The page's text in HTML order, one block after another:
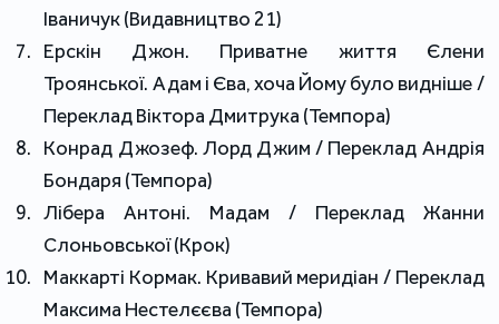
Іваничук (Видавництво 21)
Ерскін Джон. Приватне життя Єлени
Троянської. Адам і Єва, хоча Йому було видніше /
Переклад Віктора Дмитрука (Темпора)
Конрад Джозеф. Лорд Джим / Переклад Андрія
Бондаря (Темпора)
Лібера Антоні. Мадам / Переклад Жанни
Слоньовської (Крок)
Маккарті Кормак. Кривавий меридіан / Переклад
Максима Нестелєєва (Темпора)